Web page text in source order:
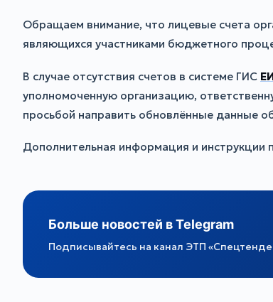
Обращаем внимание, что лицевые счета
являющихся участниками бюджетного
В случае отсутствия счетов в системе ГИС
уполномоченную организацию,
просьбой направить обновлённые данные
Дополнительная информация и инструкции
Больше новостей в Telegram
Подписывайтесь на канал ЭТП